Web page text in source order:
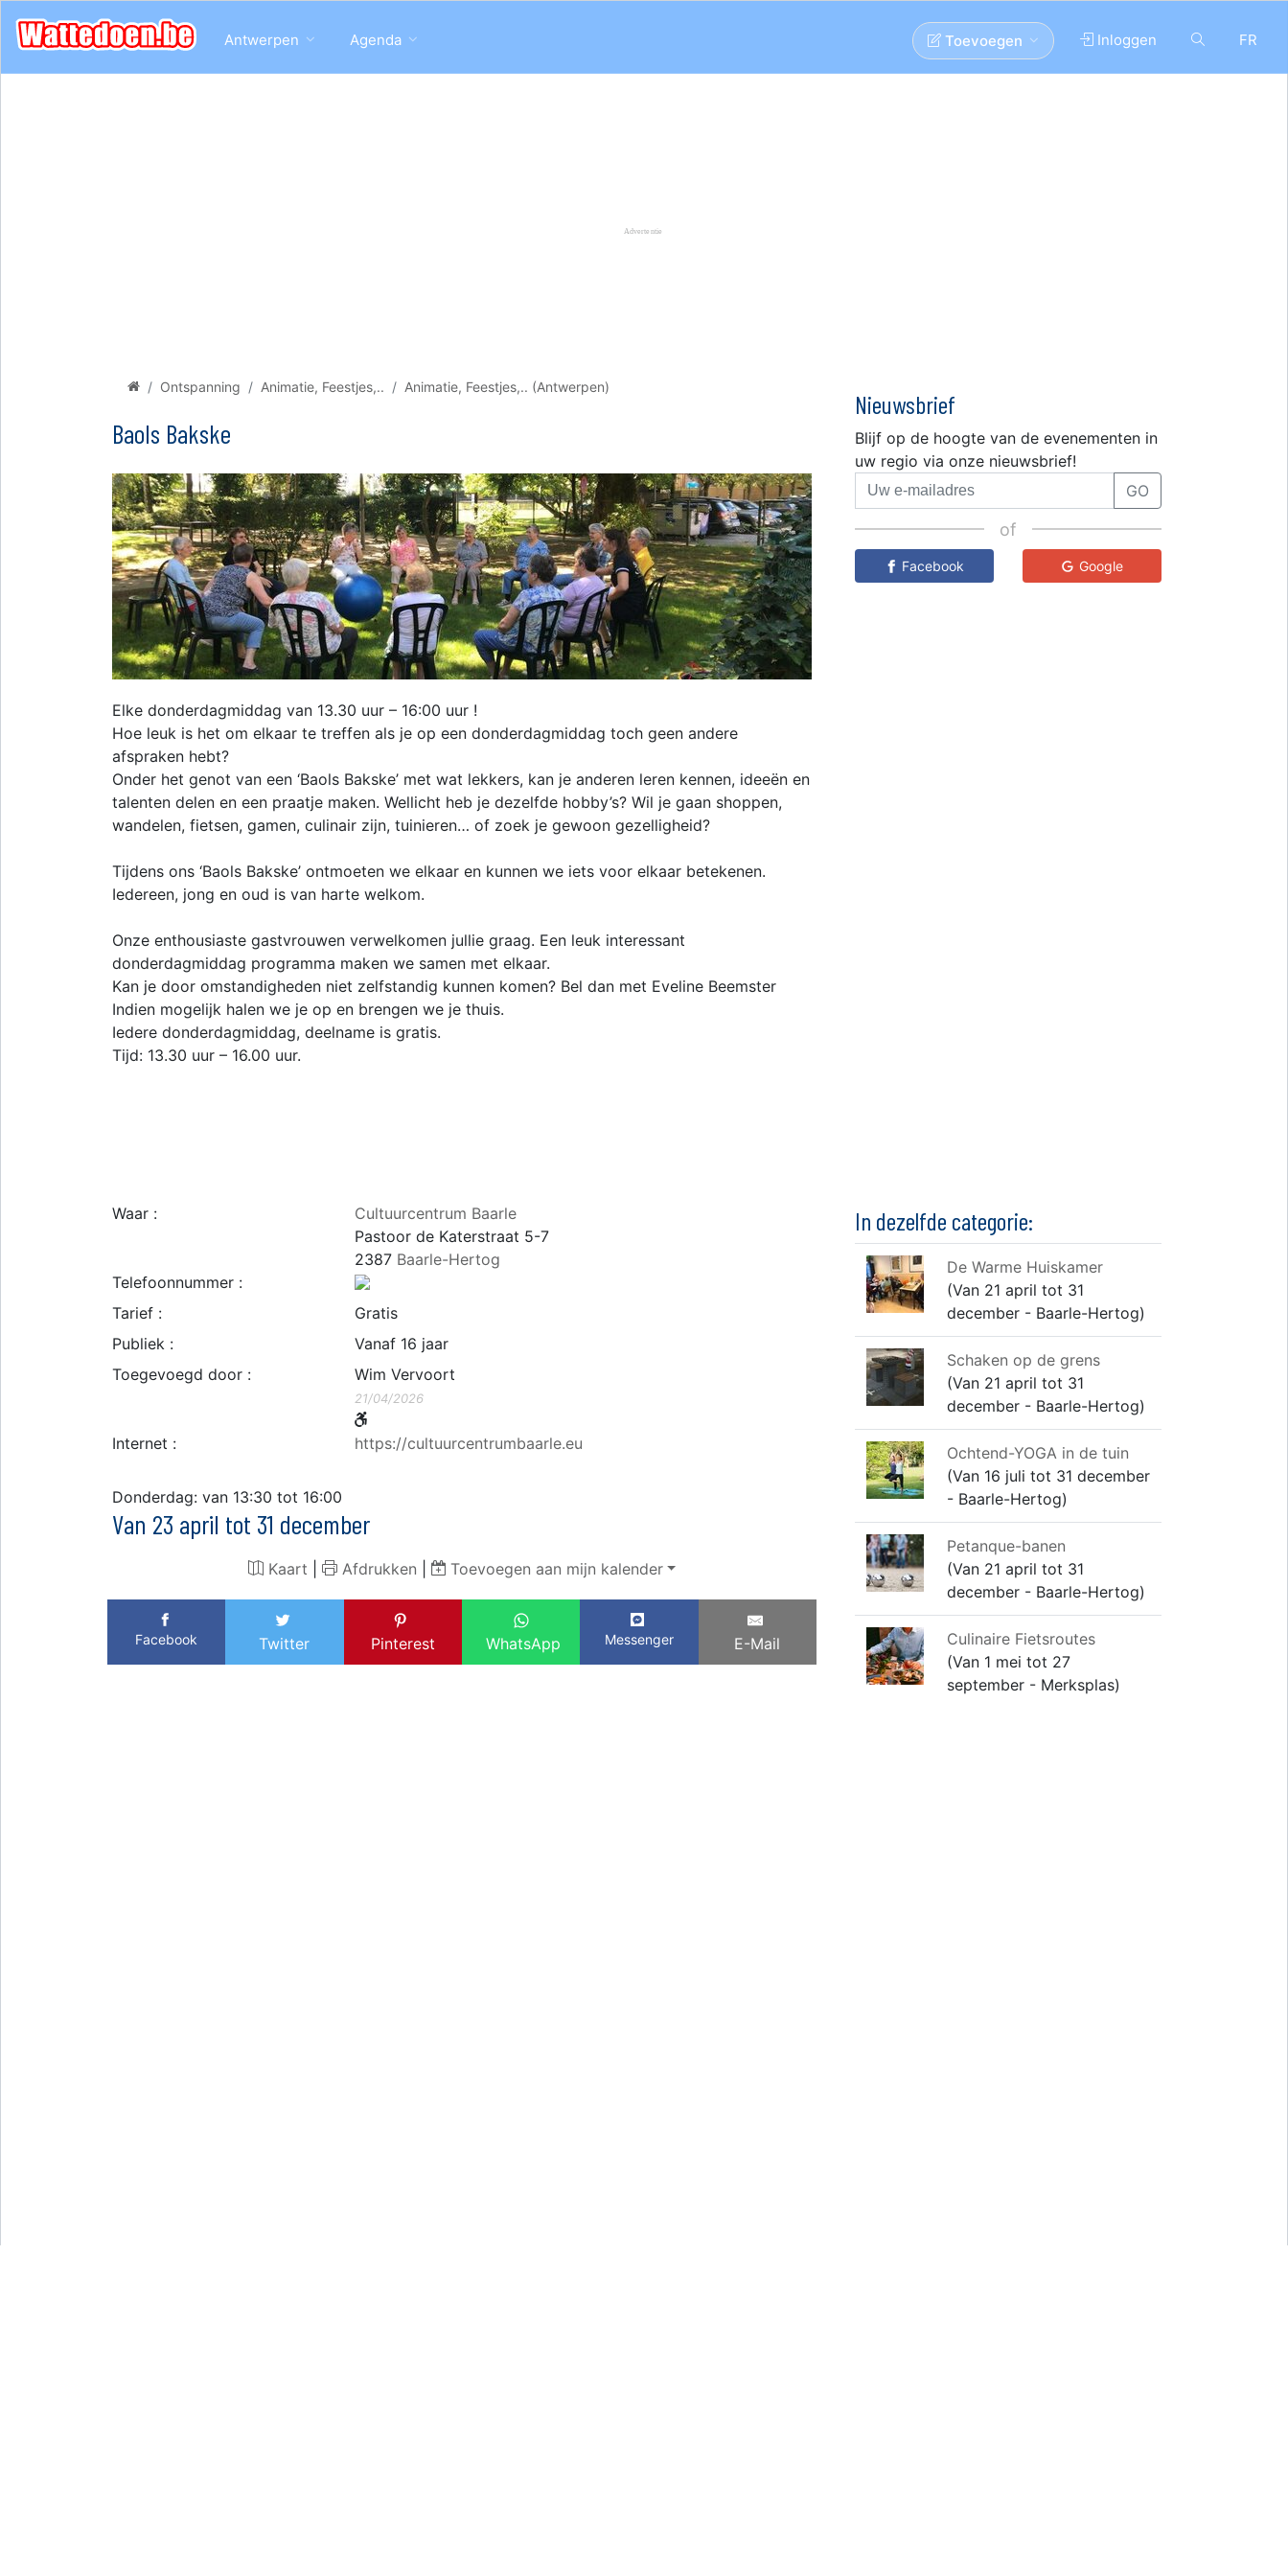
Antwerpen Agenda FR
Inloggen
Toevoegen
Ontspanning Animatie, Feestjes,.. Animatie, Feestjes,.. (Antwerpen)
Baols Bakske
Elke donderdagmiddag van 13.30 uur – 16:00 uur !
Hoe leuk is het om elkaar te treffen als je op een donderdagmiddag toch geen andere
afspraken hebt?
Onder het genot van een ‘Baols Bakske’ met wat lekkers, kan je anderen leren kennen, ideeën en
talenten delen en een praatje maken. Wellicht heb je dezelfde hobby’s? Wil je gaan shoppen,
wandelen, fietsen, gamen, culinair zijn, tuinieren… of zoek je gewoon gezelligheid?
Tijdens ons ‘Baols Bakske’ ontmoeten we elkaar en kunnen we iets voor elkaar betekenen.
Iedereen, jong en oud is van harte welkom.
Onze enthousiaste gastvrouwen verwelkomen jullie graag. Een leuk interessant
donderdagmiddag programma maken we samen met elkaar.
Kan je door omstandigheden niet zelfstandig kunnen komen? Bel dan met Eveline Beemster
Indien mogelijk halen we je op en brengen we je thuis.
Iedere donderdagmiddag, deelname is gratis.
Tijd: 13.30 uur – 16.00 uur.
Waar :
Cultuurcentrum Baarle
Pastoor de Katerstraat 5-7
2387 Baarle-Hertog
Telefoonnummer :
Tarief :
Gratis
Publiek :
Vanaf 16 jaar
Toegevoegd door :
Wim Vervoort
21/04/2026
Internet : https://cultuurcentrumbaarle.eu
Donderdag: van 13:30 tot 16:00
Van 23 april tot 31 december
Kaart Afdrukken Toevoegen aan mijn kalender
Facebook Twitter Pinterest WhatsApp Messenger E-Mail
Nieuwsbrief
Blijf op de hoogte van de evenementen in
uw regio via onze nieuwsbrief!
GO
of
Facebook Google
In dezelfde categorie:
De Warme Huiskamer
(Van 21 april tot 31
december - Baarle-Hertog)
Schaken op de grens
(Van 21 april tot 31
december - Baarle-Hertog)
Ochtend-YOGA in de tuin
(Van 16 juli tot 31 december
- Baarle-Hertog)
Petanque-banen
(Van 21 april tot 31
december - Baarle-Hertog)
Culinaire Fietsroutes
(Van 1 mei tot 27
september - Merksplas)